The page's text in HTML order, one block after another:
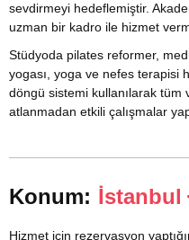
sevdirmeyi hedeflemiştir.
uzman bir kadro ile hizmet
Stüdyoda pilates reformer,
yogası, yoga ve nefes terapisi
döngü sistemi kullanılarak
atlanmadan etkili çalışmalar
Konum: İstanbul
Hizmet için rezervasyon